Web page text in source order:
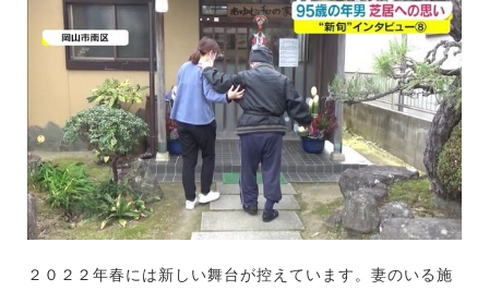
２０２２年春には新しい舞台が控えています。妻のいる施